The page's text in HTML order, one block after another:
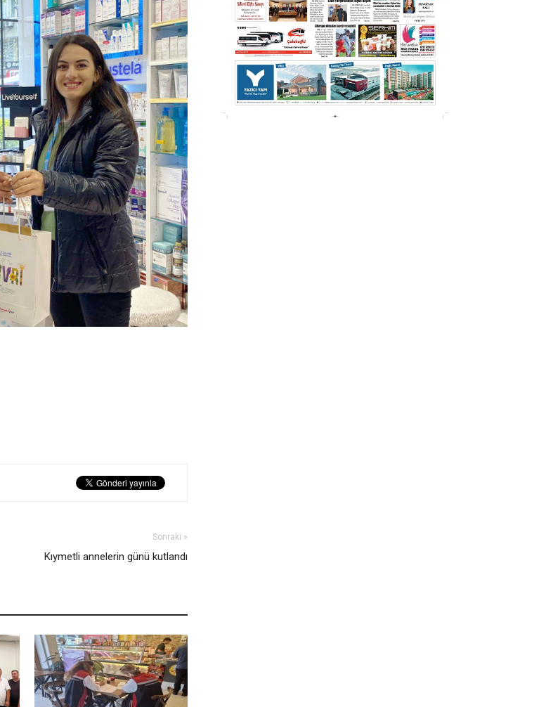
Sonraki »
Kıymetli annelerin günü kutlandı